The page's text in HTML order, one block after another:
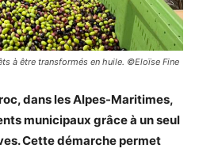
à être transformés en huile. ©Eloïse Fine
dans les Alpes-Maritimes,
municipaux grâce à un seul
Cette démarche permet